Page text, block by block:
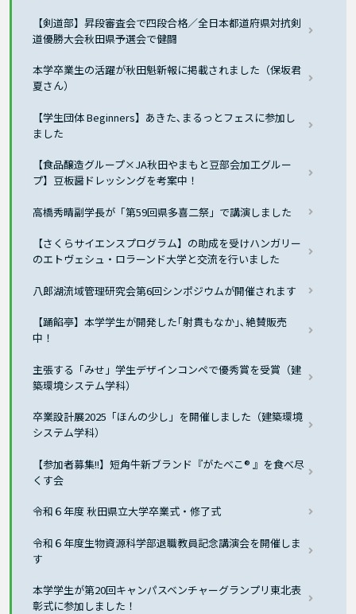
【剣道部】昇段審査会で四段合格／全日本都道府県対抗剣
道優勝大会秋田県予選会で健闘
本学卒業生の活躍が秋田魁新報に掲載されました（保坂君
夏さん）
【学生団体 Beginners】あきた､まるっとフェスに参加し
ました
【食品醸造グループ×JA秋田やまもと豆部会加工グルー
プ】豆板醤ドレッシングを考案中！
高橋秀晴副学長が「第59回県多喜二祭」で講演しました
【さくらサイエンスプログラム】の助成を受けハンガリー
のエトヴェシュ・ロラーンド大学と交流を行いました
八郎湖流域管理研究会第6回シンポジウムが開催されます
【踊餡亭】本学学生が開発した｢射貫もなか｣､絶賛販売
中！
主張する「みせ」学生デザインコンペで優秀賞を受賞（建
築環境システム学科）
卒業設計展2025「ほんの少し」を開催しました（建築環境
システム学科）
【参加者募集!!】短角牛新ブランド『がたべこ® 』を食べ尽
くす会
令和６年度 秋田県立大学卒業式・修了式
令和６年度生物資源科学部退職教員記念講演会を開催しま
す
本学学生が第20回キャンパスベンチャーグランプリ東北表
彰式に参加しました！